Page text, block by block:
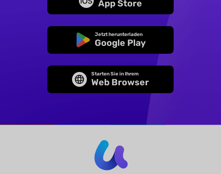
App Store
Jetzt herunterladen
Google Play
Starten Sie in Ihrem
Web Browser